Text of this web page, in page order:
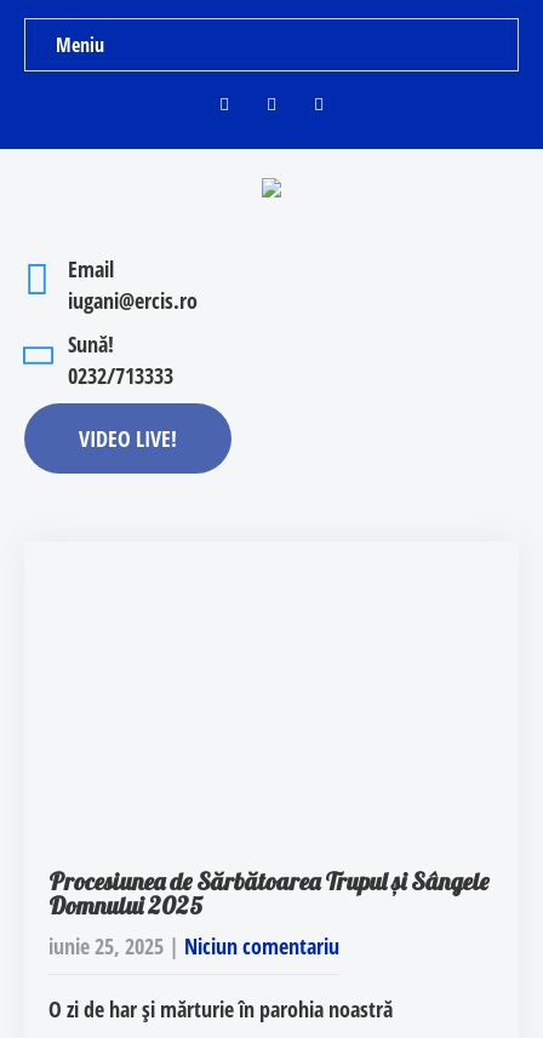
Meniu
Email
iugani@ercis.ro
Sună!
0232/713333
VIDEO LIVE!
Procesiunea de Sărbătoarea Trupul și Sângele
Domnului 2025
iunie 25, 2025 | Niciun comentariu
O zi de har și mărturie în parohia noastră